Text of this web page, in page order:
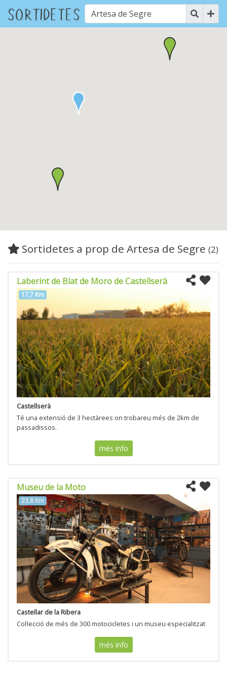
Sortidetes a prop de Artesa de Segre (2)
Laberint de Blat de Moro de Castellserà
17,7 Km
Castellserà
Té una extensió de 3 hectàrees on trobareu més de 2km de
passadissos.
més info
Museu de la Moto
23,8 Km
Castellar de la Ribera
Col·lecció de més de 300 motocicletes i un museu especialitzat
més info